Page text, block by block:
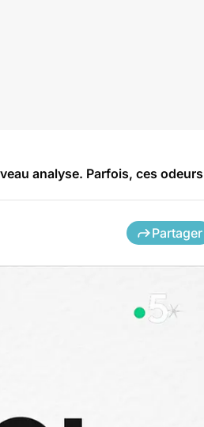
analyse. Parfois, ces odeurs
Partager